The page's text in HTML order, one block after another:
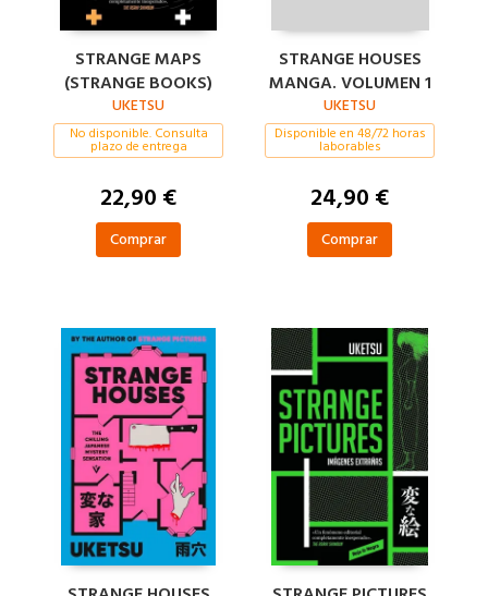
STRANGE MAPS
(STRANGE BOOKS)
UKETSU
No disponible. Consulta
plazo de entrega
22,90 €
Comprar
STRANGE HOUSES
MANGA. VOLUMEN 1
UKETSU
Disponible en 48/72 horas
laborables
24,90 €
Comprar